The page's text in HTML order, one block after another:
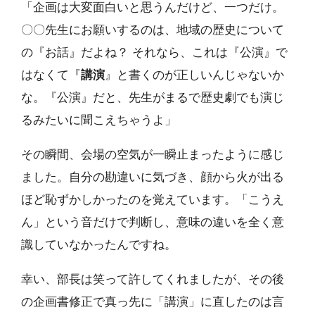
「企画は大変面白いと思うんだけど、一つだけ。
〇〇先生にお願いするのは、地域の歴史について
の『お話』だよね？ それなら、これは『公演』で
はなくて『講演』と書くのが正しいんじゃないか
な。『公演』だと、先生がまるで歴史劇でも演じ
るみたいに聞こえちゃうよ」
その瞬間、会場の空気が一瞬止まったように感じ
ました。自分の勘違いに気づき、顔から火が出る
ほど恥ずかしかったのを覚えています。「こうえ
ん」という音だけで判断し、意味の違いを全く意
識していなかったんですね。
幸い、部長は笑って許してくれましたが、その後
の企画書修正で真っ先に「講演」に直したのは言